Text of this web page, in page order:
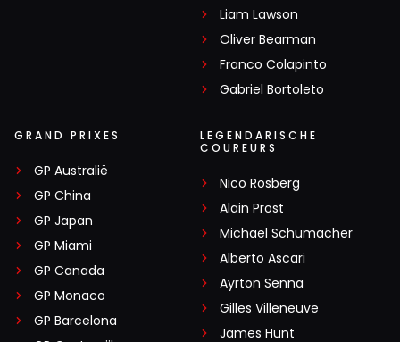
Liam Lawson
Oliver Bearman
Franco Colapinto
Gabriel Bortoleto
GRAND PRIXES
GP Australië
GP China
GP Japan
GP Miami
GP Canada
GP Monaco
GP Barcelona
LEGENDARISCHE
COUREURS
Nico Rosberg
Alain Prost
Michael Schumacher
Alberto Ascari
Ayrton Senna
Gilles Villeneuve
James Hunt